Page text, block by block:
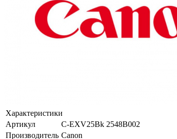
Характеристики
Артикул
C-EXV25Bk 2548B002
Производитель Canon